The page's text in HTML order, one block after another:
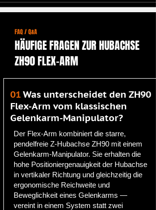
FAQ / Q&A
HÄUFIGE FRAGEN ZUR HUBACHSE
ZH90 FLEX-ARM
01 Was unterscheidet den ZH90
Flex-Arm vom klassischen
Gelenkarm-Manipulator?
Der Flex-Arm kombiniert die starre,
pendelfreie Z-Hubachse ZH90 mit einem
Gelenkarm-Manipulator. Sie erhalten die
hohe Positioniergenauigkeit der Hubachse
in vertikaler Richtung und gleichzeitig die
ergonomische Reichweite und
Beweglichkeit eines Gelenkarms —
vereint in einem System statt zwei